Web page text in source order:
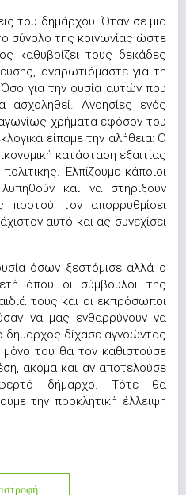
του δημάρχου. Όταν σε μια
σύνολο της κοινωνίας ώστε
καθυβρίζει τους δεκάδες
αναρωτιόμαστε για τη
για την ουσία αυτών που
ασχοληθεί. Ανοησίες ενός
χρήματα εφόσον του
είπαμε την αλήθεια: Ο
κατάσταση εξαιτίας
Ελπίζουμε κάποιοι
και να στηρίξουν
προτού τον απορρυθμίσει
αυτό και ας συνεχίσει
όσων ξεστόμισε αλλά ο
όπου οι σύμβουλοι της
τους και οι εκπρόσωποι
να μας ενθαρρύνουν να
δίχασε αγνοώντας
του θα τον καθιστούσε
ακόμα και αν αποτελούσε
δήμαρχο. Τότε θα
την προκλητική έλλειψη